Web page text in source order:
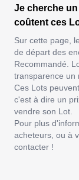
Je cherche
coûtent ces
Sur cette page,
de départ des
Recommandé.
transparence un
Ces Lots
c'est à dire un
vendre son Lot.
Pour plus
acheteurs, ou à
contacter !